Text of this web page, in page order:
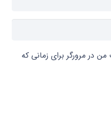
در مرورگر برای زمانی که